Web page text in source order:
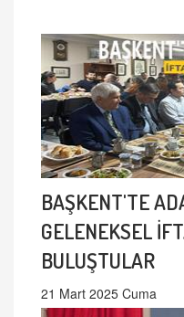
BAŞKENT'TE
GELENEKSEL
BULUŞTULAR
21 Mart 2025 Cuma